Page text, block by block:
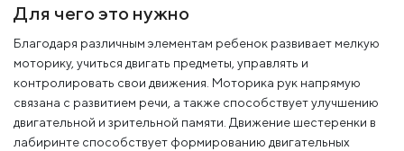
Для чего это нужно
Благодаря различным элементам ребенок развивает мелкую
моторику, учиться двигать предметы, управлять и
контролировать свои движения. Моторика рук напрямую
связана с развитием речи, а также способствует улучшению
двигательной и зрительной памяти. Движение шестеренки в
лабиринте способствует формированию двигательных